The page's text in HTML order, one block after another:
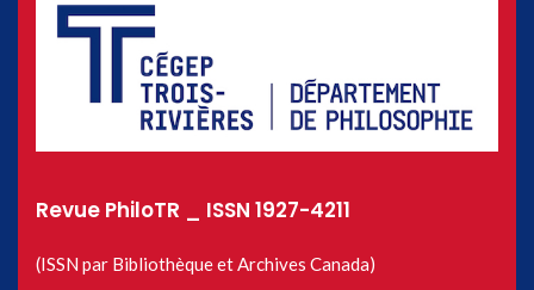
Revue PhiloTR _ ISSN 1927-4211
(ISSN par Bibliothèque et Archives Canada)